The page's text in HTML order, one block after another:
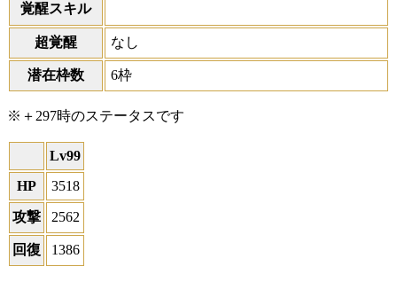
覚醒スキル
超覚醒 なし
潜在枠数 6枠
※＋297時のステータスです
Lv99
HP
3518
攻撃 2562
回復 1386